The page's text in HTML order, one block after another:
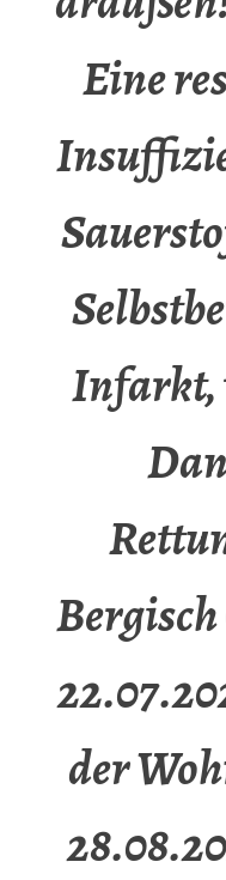
Eine
Infarkt,
der